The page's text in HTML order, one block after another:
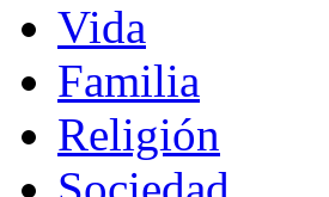
Vida
Familia
Religión